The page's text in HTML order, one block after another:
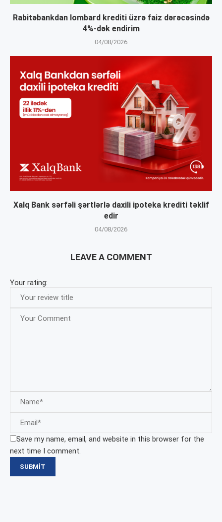
Rabitəbankdan lombard krediti üzrə faiz dərəcəsində
4%-dək endirim
04/08/2026
Xalq Bank sərfəli şərtlərlə daxili ipoteka krediti təklif
edir
04/08/2026
LEAVE A COMMENT
Your rating:
Save my name, email, and website in this browser for the
next time I comment.